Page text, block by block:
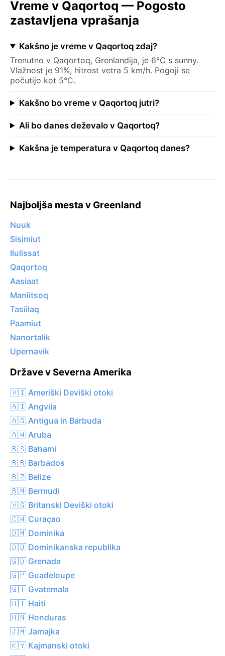
Vreme v Qaqortoq — Pogosto
zastavljena vprašanja
Kakšno je vreme v Qaqortoq zdaj?
Trenutno v Qaqortoq, Grenlandija, je 6°C s sunny.
Vlažnost je 91%, hitrost vetra 5 km/h. Pogoji se
počutijo kot 5°C.
Kakšno bo vreme v Qaqortoq jutri?
Ali bo danes deževalo v Qaqortoq?
Kakšna je temperatura v Qaqortoq danes?
Najboljša mesta v Greenland
Nuuk
Sisimiut
Ilulissat
Qaqortoq
Aasiaat
Maniitsoq
Tasiilaq
Paamiut
Nanortalik
Upernavik
Države v Severna Amerika
🇻🇮 Ameriški Deviški otoki
🇦🇮 Angvila
🇦🇬 Antigua in Barbuda
🇦🇼 Aruba
🇧🇸 Bahami
🇧🇧 Barbados
🇧🇿 Belize
🇧🇲 Bermudi
🇻🇬 Britanski Deviški otoki
🇨🇼 Curaçao
🇩🇲 Dominika
🇩🇴 Dominikanska republika
🇬🇩 Grenada
🇬🇵 Guadeloupe
🇬🇹 Gvatemala
🇭🇹 Haiti
🇭🇳 Honduras
🇯🇲 Jamajka
🇰🇾 Kajmanski otoki